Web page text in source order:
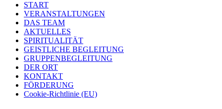
START
VERANSTALTUNGEN
DAS TEAM
AKTUELLES
SPIRITUALITÄT
GEISTLICHE BEGLEITUNG
GRUPPENBEGLEITUNG
DER ORT
KONTAKT
FÖRDERUNG
Cookie-Richtlinie (EU)